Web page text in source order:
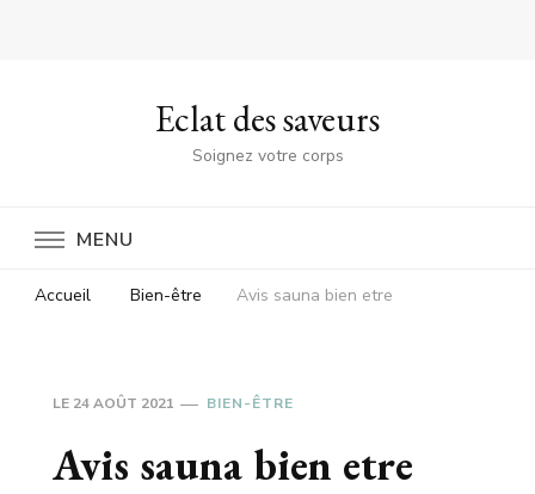
Eclat des saveurs
Soignez votre corps
MENU
Accueil Bien-être Avis sauna bien etre
LE 24 AOÛT 2021 BIEN-ÊTRE
Avis sauna bien etre